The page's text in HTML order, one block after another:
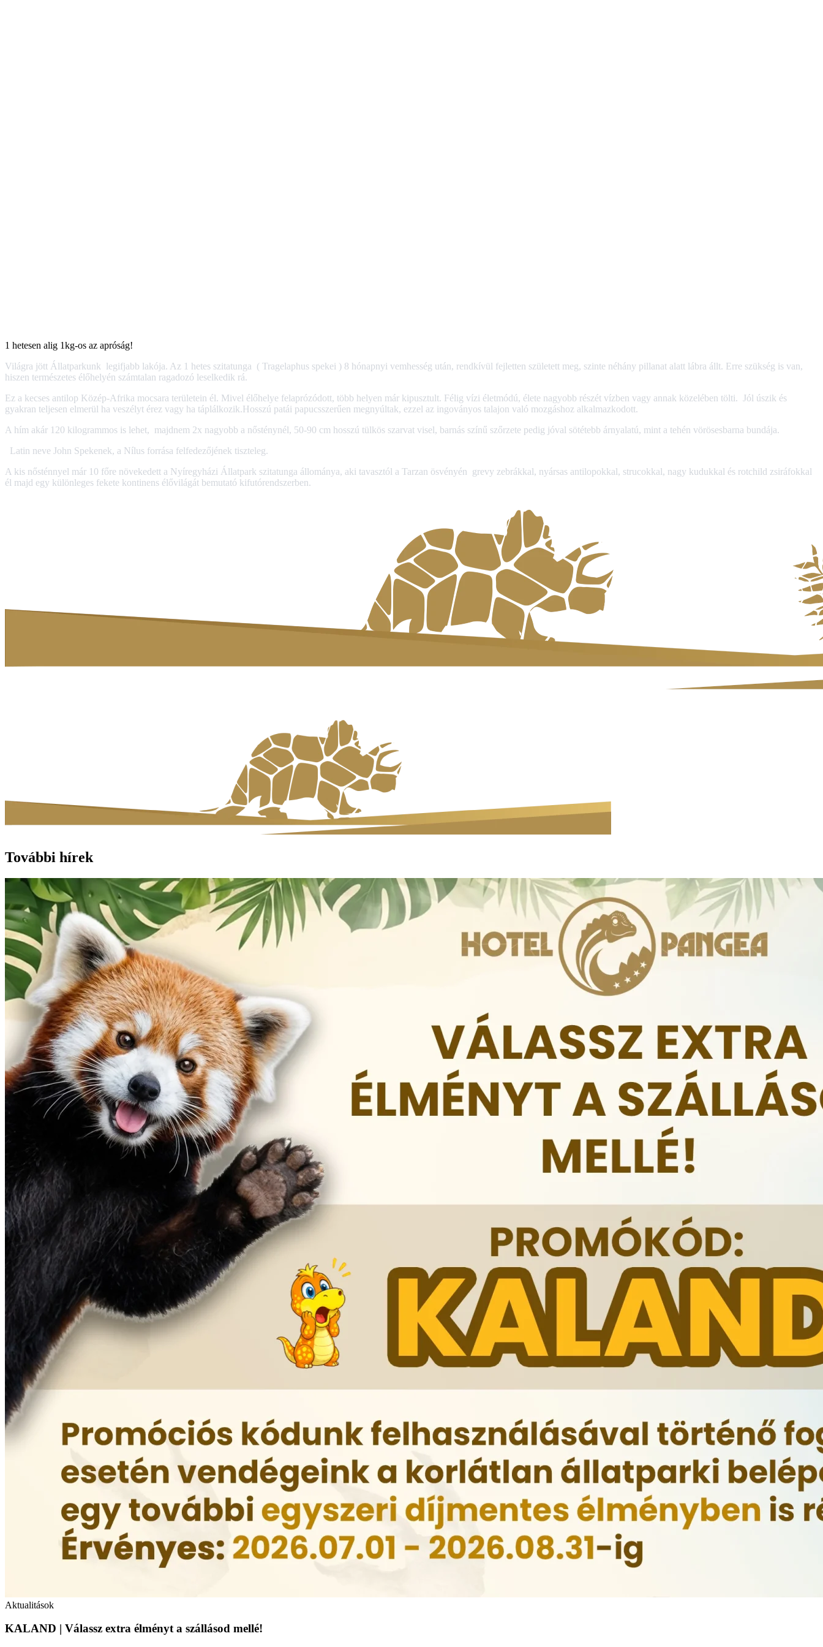
1 hetesen alig 1kg-os az apróság!
Világra jött Állatparkunk legifjabb lakója. Az 1 hetes szitatunga ( Tragelaphus spekei ) 8 hónapnyi vemhesség után, rendkívül fejletten született meg, szinte néhány pillanat alatt lábra állt. Erre szükség is van,
hiszen természetes élőhelyén számtalan ragadozó leselkedik rá.
Ez a kecses antilop Közép-Afrika mocsara területein él. Mivel élőhelye felaprózódott, több helyen már kipusztult. Félig vízi életmódú, élete nagyobb részét vízben vagy annak közelében tölti. Jól úszik és
gyakran teljesen elmerül ha veszélyt érez vagy ha táplálkozik.Hosszú patái papucsszerűen megnyúltak, ezzel az ingoványos talajon való mozgáshoz alkalmazkodott.
A hím akár 120 kilogrammos is lehet, majdnem 2x nagyobb a nősténynél, 50-90 cm hosszú tülkös szarvat visel, barnás színű szőrzete pedig jóval sötétebb árnyalatú, mint a tehén vörösesbarna bundája.
Latin neve John Spekenek, a Nílus forrása felfedezőjének tiszteleg.
A kis nősténnyel már 10 főre növekedett a Nyíregyházi Állatpark szitatunga állománya, aki tavasztól a Tarzan ösvényén grevy zebrákkal, nyársas antilopokkal, strucokkal, nagy kudukkal és rotchild zsiráfokkal
él majd egy különleges fekete kontinens élővilágát bemutató kifutórendszerben.
További hírek
Aktualitások
KALAND | Válassz extra élményt a szállásod mellé!